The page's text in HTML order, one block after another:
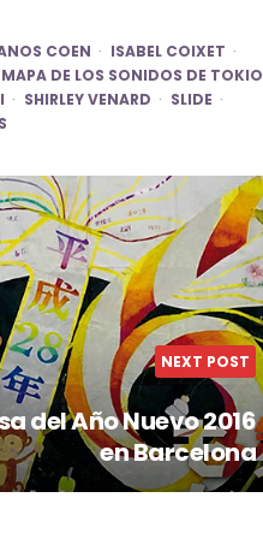
COEN
ISABEL COIXET
MAPA DE LOS SONIDOS DE TOKIO
SHIRLEY VENARD
SLIDE
NEXT POST
del Año Nuevo 2016
en Barcelona